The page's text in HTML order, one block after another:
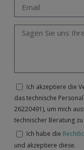
Ich akzeptiere die
das technische
26220491), um mich
technischer Beratung
Ich habe die
und akzeptiere diese.